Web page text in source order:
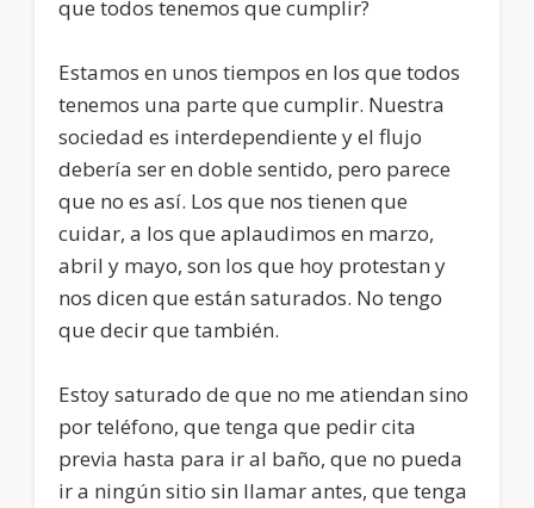
que todos tenemos que cumplir?
Estamos en unos tiempos en los que todos
tenemos una parte que cumplir. Nuestra
sociedad es interdependiente y el flujo
debería ser en doble sentido, pero parece
que no es así. Los que nos tienen que
cuidar, a los que aplaudimos en marzo,
abril y mayo, son los que hoy protestan y
nos dicen que están saturados. No tengo
que decir que también.
Estoy saturado de que no me atiendan sino
por teléfono, que tenga que pedir cita
previa hasta para ir al baño, que no pueda
ir a ningún sitio sin llamar antes, que tenga